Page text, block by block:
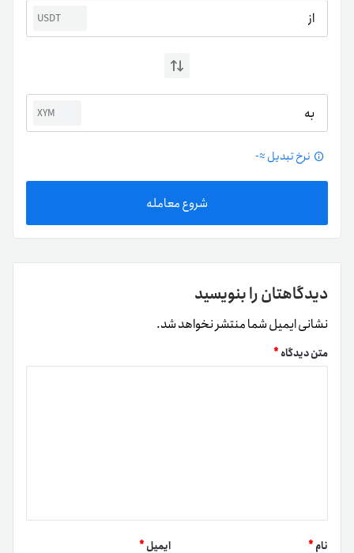
از USDT
به XYM
نرخ تبدیل ≈-
شروع معامله
دیدگاهتان را بنویسید
نشانی ایمیل شما منتشر نخواهد شد.
متن دیدگاه*
نام* ایمیل*